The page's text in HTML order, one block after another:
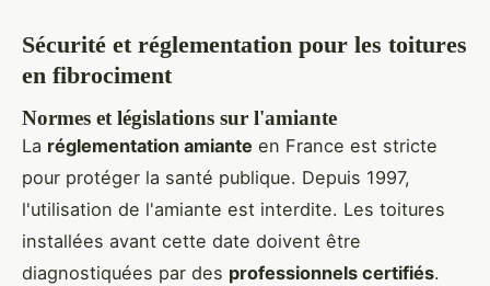
Sécurité et réglementation pour les toitures
en fibrociment
Normes et législations sur l'amiante
La réglementation amiante en France est stricte
pour protéger la santé publique. Depuis 1997,
l'utilisation de l'amiante est interdite. Les toitures
installées avant cette date doivent être
diagnostiquées par des professionnels certifiés.